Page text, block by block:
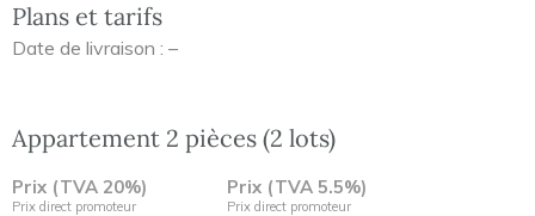
Plans et tarifs
Date de livraison : –
Appartement 2 pièces (2 lots)
Prix (TVA 20%)
Prix direct promoteur
Prix (TVA 5.5%)
Prix direct promoteur